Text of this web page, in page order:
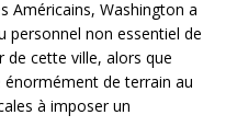
Américains, Washington a
personnel non essentiel de
de cette ville, alors que
énormément de terrain au
à imposer un